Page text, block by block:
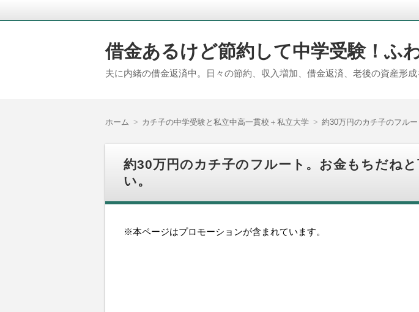
借金あるけど節約して中学受験！ふ
夫に内緒の借金返済中。日々の節約、収入増加、借金返済、老後の資産形
ホーム カチ子の中学受験と私立中高一貫校＋私立大学 約30万円のカチ子のフル
約30万円のカチ子のフルート。お金もちだね
い。
※本ページはプロモーションが含まれています。